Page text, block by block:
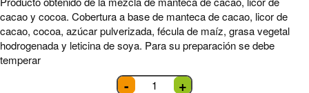
cacao y cocoa. Cobertura a base de manteca de cacao, licor de
cacao, cocoa, azúcar pulverizada, fécula de maíz, grasa vegetal
hodrogenada y leticina de soya. Para su preparación se debe
temperar
- Chocolate
semiamargo+